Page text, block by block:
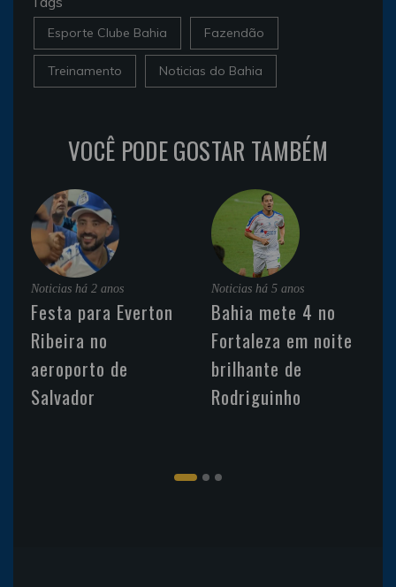
Esporte Clube Bahia Fazendão
Treinamento Noticias do Bahia
VOCÊ PODE GOSTAR TAMBÉM
Noticias há 2 anos
Festa para Everton
Ribeira no
aeroporto de
Salvador
Noticias há 5 anos
Bahia mete 4 no
Fortaleza em noite
brilhante de
Rodriguinho